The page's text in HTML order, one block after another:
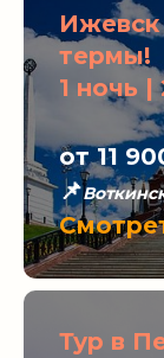
Ижевск
термы!
1 ночь |
от 11
📌
Тур в